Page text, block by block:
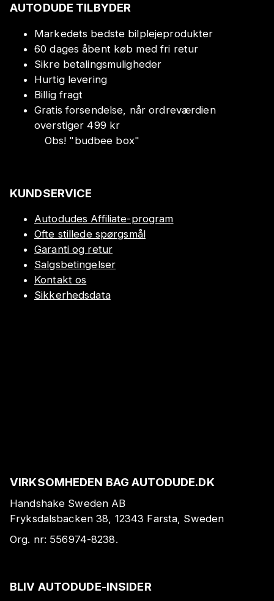
AUTODUDE TILBYDER
Markedets bedste bilplejeprodukter
60 dages åbent køb med fri retur
Sikre betalingsmuligheder
Hurtig levering
Billig fragt
Gratis forsendelse, når ordreværdien
overstiger 499 kr
Obs! "budbee box"
KUNDSERVICE
Autodudes Affiliate-program
Ofte stillede spørgsmål
Garanti og retur
Salgsbetingelser
Kontakt os
Sikkerhedsdata
VIRKSOMHEDEN BAG AUTODUDE.DK
Handshake Sweden AB
Fryksdalsbacken 38, 12343 Farsta, Sweden
Org. nr: 556974-8238.
BLIV AUTODUDE-INSIDER